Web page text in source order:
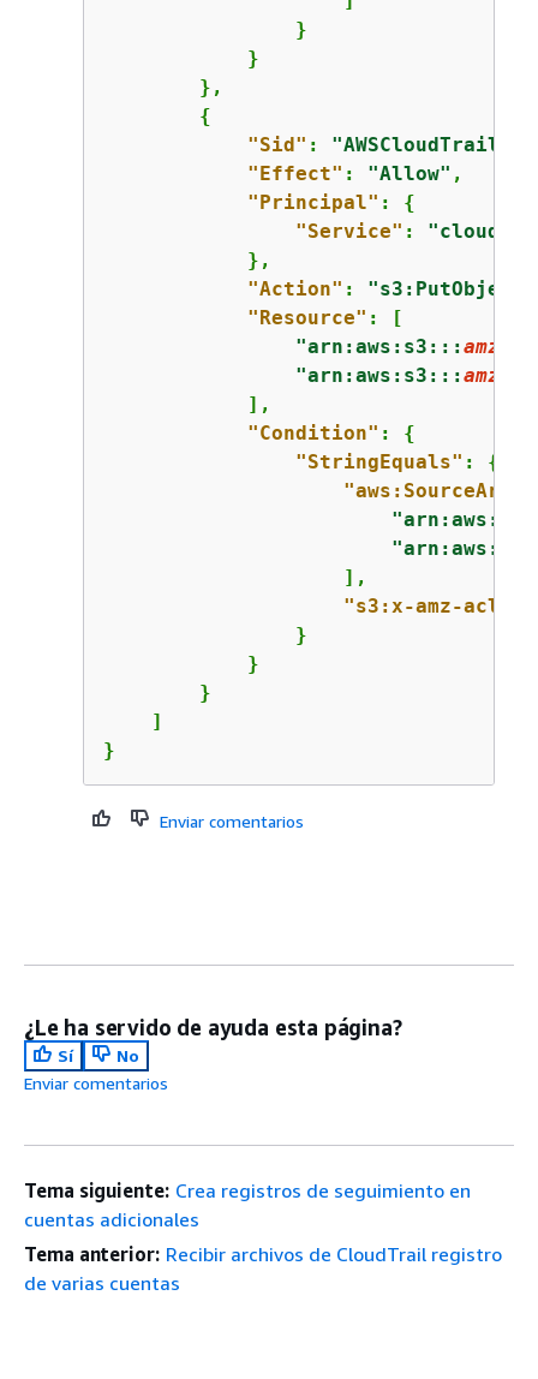
                }
            }
        },
{
"Sid" :
"Effect" : "Allow" ,
"Principal" : {
"Service" :
            },
"Action" : "s3:PutObject"
"Resource" : [
"arn:aws:s3:::amzn-
"arn:aws:s3:::amzn-
            ],
"Condition" : {
"StringEquals" : {
"aws:SourceArn"
                    ],
"s3:x-amz-acl"
                }
            }
        }
    ]
}
Enviar comentarios
¿Le ha servido de ayuda esta página?
Sí
No
Enviar comentarios
Tema siguiente: Crea registros de seguimiento en
cuentas adicionales
Tema anterior: Recibir archivos de CloudTrail registro
de varias cuentas